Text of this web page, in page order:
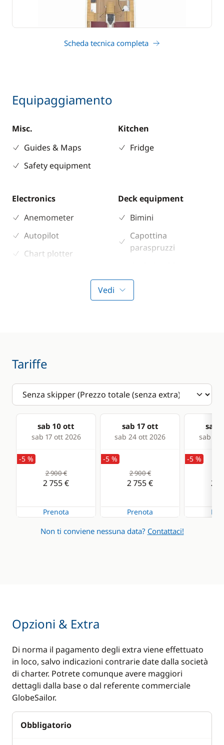
Scheda tecnica completa
Equipaggiamento
Misc.
Guides & Maps
Safety equipment
Kitchen
Fridge
Electronics
Anemometer
Autopilot
Chart plotter
Deck equipment
Bimini
Capottina
paraspruzzi
Deck hand shower
Electric Windlass
Comfort
Hot water
Vedi
Tariffe
sab 10 ott
sab 17 ott 2026
sab 17 ott
sab 24 ott 2026
sab
sab 31
-5 %
2 900 €
2 755 €
Prenota
-5 %
2 900 €
2 755 €
Prenota
-5 %
2
Non ti conviene nessuna data? Contattaci!
Opzioni & Extra
Di norma il pagamento degli extra viene effettuato
in loco, salvo indicazioni contrarie date dalla società
di charter. Potrete comunque avere maggiori
dettagli dalla base o dal referente commerciale
GlobeSailor.
Obbligatorio